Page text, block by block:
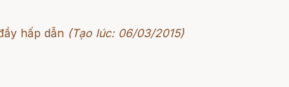
hấp dẫn (Tạo lúc: 06/03/2015)